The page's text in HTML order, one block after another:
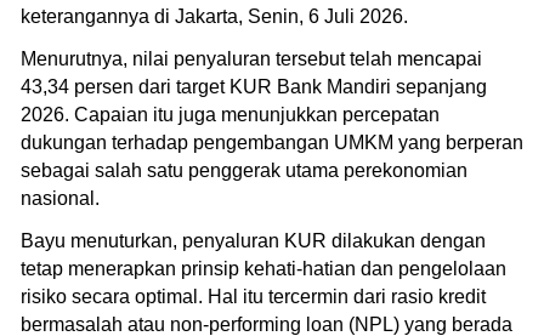
keterangannya di Jakarta, Senin, 6 Juli 2026.
Menurutnya, nilai penyaluran tersebut telah mencapai
43,34 persen dari target KUR Bank Mandiri sepanjang
2026. Capaian itu juga menunjukkan percepatan
dukungan terhadap pengembangan UMKM yang berperan
sebagai salah satu penggerak utama perekonomian
nasional.
Bayu menuturkan, penyaluran KUR dilakukan dengan
tetap menerapkan prinsip kehati-hatian dan pengelolaan
risiko secara optimal. Hal itu tercermin dari rasio kredit
bermasalah atau non-performing loan (NPL) yang berada